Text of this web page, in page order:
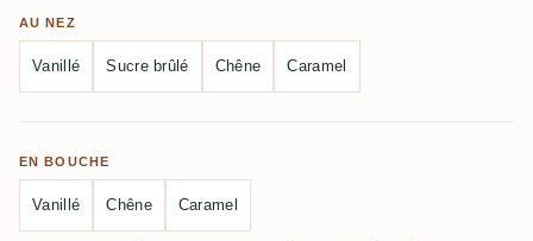
AU NEZ
Vanillé Sucre brûlé Chêne Caramel
EN BOUCHE
Vanillé Chêne Caramel